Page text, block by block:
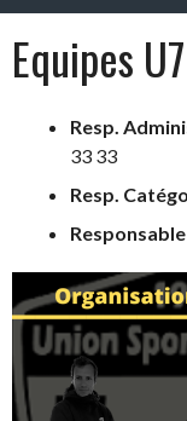
Equipes U7
Resp.
33 33
Resp.